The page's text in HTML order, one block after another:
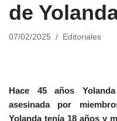
de
07/02/2025 Editoriales
Hace 45 años
asesinada por
Yolanda tenía 18 años y